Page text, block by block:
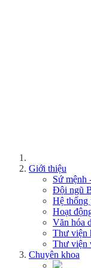
Giới thiệu
Sứ mệnh
Đội ngũ
Hệ thống
Hoạt
Văn hóa
Thư viện
Thư viện
Chuyên khoa